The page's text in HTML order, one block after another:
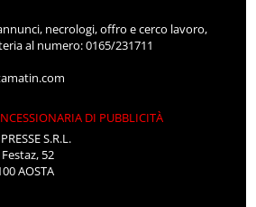
necrologi, offro e cerco lavoro,
al numero: 0165/231711
DI PUBBLICITÀ
S.R.L.
52
AOSTA